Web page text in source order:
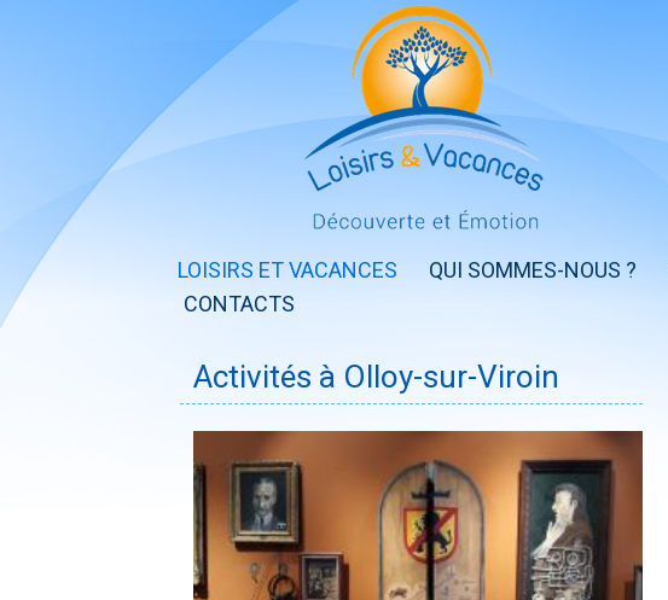
LOISIRS ET VACANCES QUI SOMMES-NOUS ?
CONTACTS
Activités à Olloy-sur-Viroin